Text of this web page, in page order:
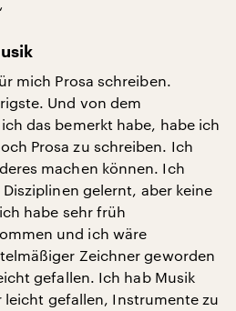
mich Prosa schreiben.
Und von dem
das bemerkt habe, habe ich
Prosa zu schreiben. Ich
machen können. Ich
gelernt, aber keine
habe sehr früh
und ich wäre
Zeichner geworden
gefallen. Ich hab Musik
gefallen, Instrumente zu